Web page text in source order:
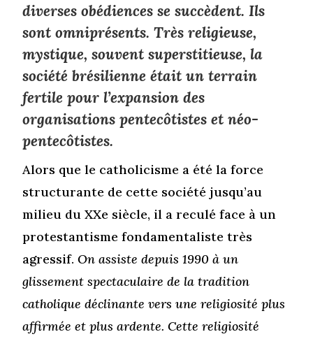
diverses obédiences se succèdent. Ils
sont omniprésents. Très religieuse,
mystique, souvent superstitieuse, la
société brésilienne était un terrain
fertile pour l’expansion des
organisations pentecôtistes et néo-
pentecôtistes.
Alors que le catholicisme a été la force
structurante de cette société jusqu’au
milieu du XXe siècle, il a reculé face à un
protestantisme fondamentaliste très
agressif.On assiste depuis 1990 à un
glissement spectaculaire de la tradition
catholique déclinante vers une religiosité plus
affirmée et plus ardente. Cette religiosité